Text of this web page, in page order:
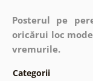
Posterul pe
oricărui loc
vremurile.
Categorii